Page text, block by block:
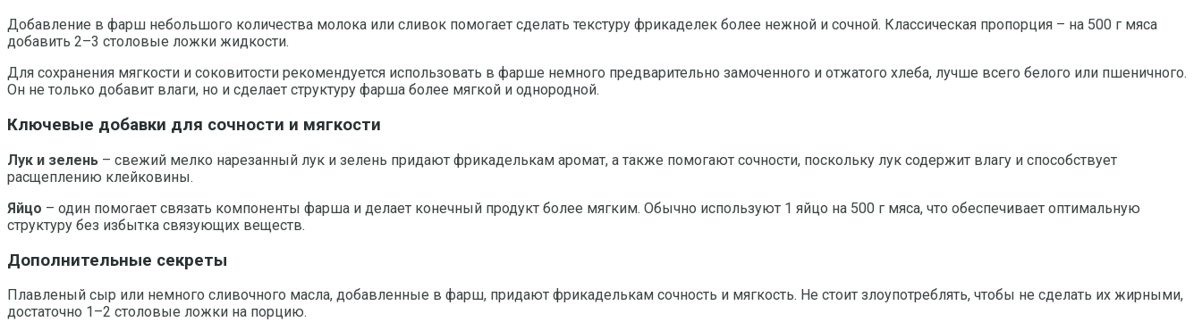
Добавление в фарш небольшого количества молока или сливок помогает сделать текстуру фрикаделек более нежной и сочной. Классическая пропорция – на 500 г мяса
добавить 2–3 столовые ложки жидкости.
Для сохранения мягкости и соковитости рекомендуется использовать в фарше немного предварительно замоченного и отжатого хлеба, лучше всего белого или пшеничного.
Он не только добавит влаги, но и сделает структуру фарша более мягкой и однородной.
Ключевые добавки для сочности и мягкости
Лук и зелень – свежий мелко нарезанный лук и зелень придают фрикаделькам аромат, а также помогают сочности, поскольку лук содержит влагу и способствует
расщеплению клейковины.
Яйцо – один помогает связать компоненты фарша и делает конечный продукт более мягким. Обычно используют 1 яйцо на 500 г мяса, что обеспечивает оптимальную
структуру без избытка связующих веществ.
Дополнительные секреты
Плавленый сыр или немного сливочного масла, добавленные в фарш, придают фрикаделькам сочность и мягкость. Не стоит злоупотреблять, чтобы не сделать их жирными,
достаточно 1–2 столовые ложки на порцию.